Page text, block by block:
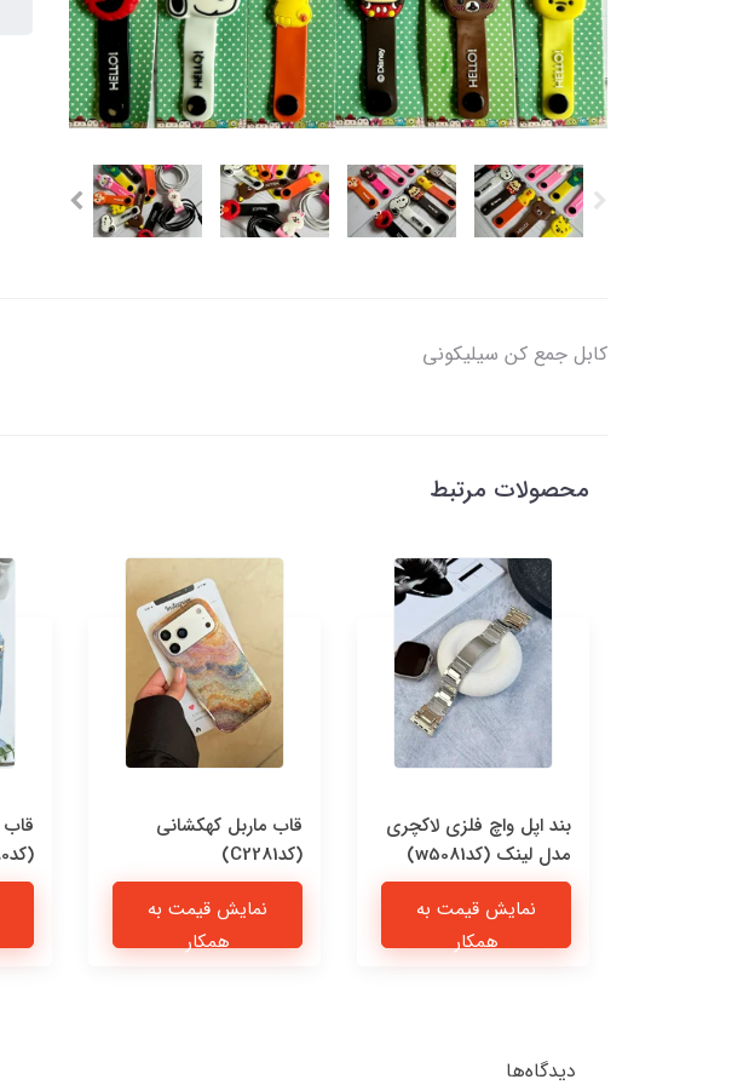
کابل جمع کن سیلیکونی
محصولات مرتبط
بند اپل واچ فلزی لاکچری
مدل لینک (کدw5081)
نمایش قیمت به
همکار
قاب ماربل کهکشانی
(کدC2281)
نمایش قیمت به
همکار
(کدC2280)
دیدگاه‌ها